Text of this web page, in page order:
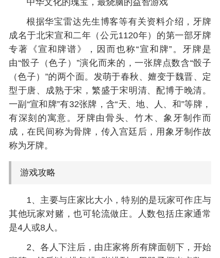
中华文化的瑰宝，最烧脑的益智游戏
根据华宝雷达先生博客等有关资料介绍，牙牌
成名于北宋宣和二年（公元1120年）的第一部牙牌
专著《宣和牌谱》，因而也称“宣和牌”。牙牌是
由“骰子（色子）”演化而来的，一张牌点数含“骰子
（色子）”的两个面。发萌于春秋、嬗变于魏晋、定
型于唐、成熟于宋，繁盛于宋明清、配博于晚清。
一副“宣和牌”有32张牌，含“天、地、人、和”等牌，
有深刻的寓意。牙牌由骨头、竹木、象牙制作而
成，在民间称为骨牌，传入宫廷后，用象牙制作故
称为牙牌。
游戏攻略
1、主要与庄家比大小，特别的是玩家可作庄与
其他玩家对赌，也可轮流做庄。人数包括庄家通常
是4人或8人。
2、各人下注后，由庄家将所有牌面朝下，开始